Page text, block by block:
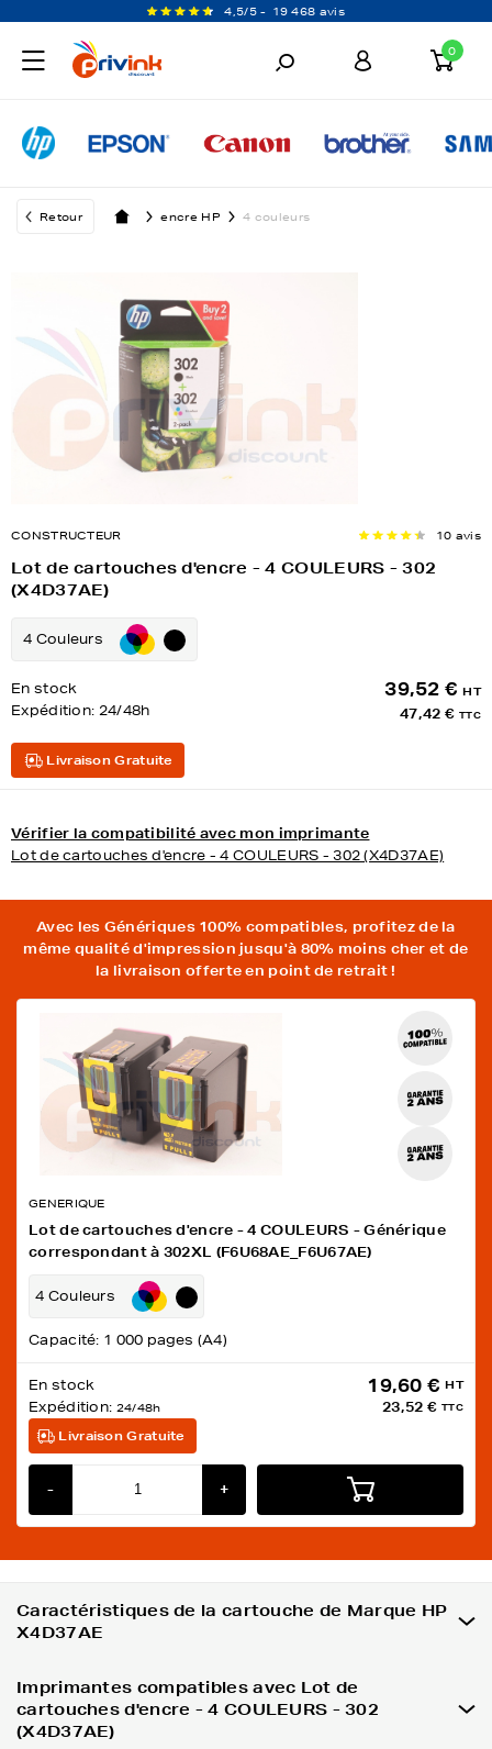
4,5/5 - 19 468 avis
0
Retour encre HP 4 couleurs
Avec les Génériques 100% compatibles, profitez de la
même qualité d'impression jusqu'à 80% moins cher et de
la livraison offerte en point de retrait !
GENERIQUE
Lot de cartouches d'encre - 4 COULEURS - Générique
correspondant à 302XL (F6U68AE_F6U67AE)
4 Couleurs
Capacité: 1 000 pages (A4)
En stock
Expédition: 24/48h
19,60 € HT
23,52 € TTC
Livraison Gratuite
- +
CONSTRUCTEUR 10 avis
Lot de cartouches d'encre - 4 COULEURS - 302
(X4D37AE)
4 Couleurs
En stock
Expédition: 24/48h
39,52 € HT
47,42 € TTC
Livraison Gratuite
Vérifier la compatibilité avec mon imprimante
Lot de cartouches d'encre - 4 COULEURS - 302 (X4D37AE)
Caractéristiques de la cartouche de Marque HP
X4D37AE
Imprimantes compatibles avec Lot de
cartouches d'encre - 4 COULEURS - 302
(X4D37AE)